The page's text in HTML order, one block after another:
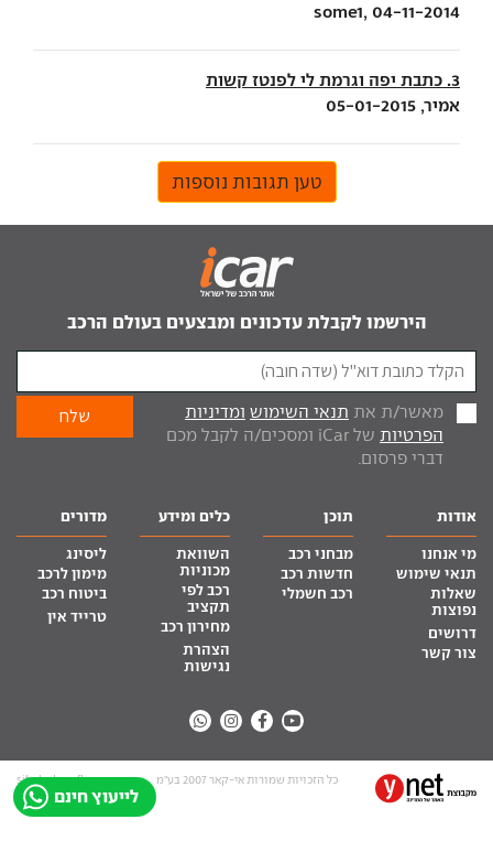
some1, 04-11-2014
3. כתבת יפה וגרמת לי לפנטז קשות
אמיר, 05-01-2015
טען תגובות נוספות
לייעוץ חינם
הירשמו לקבלת עדכונים ומבצעים בעולם הרכב
מאשר/ת את תנאי השימוש ומדיניות
הפרטיות
של iCar ומסכים/ה לקבל מכם
דברי פרסום.
אודות
מי אנחנו
תנאי שימוש
שאלות
נפוצות
דרושים
צור קשר
תוכן
מבחני רכב
חדשות רכב
רכב חשמלי
כלים ומידע
השוואת
מכוניות
רכב לפי
תקציב
מחירון רכב
הצהרת
נגישות
מדורים
ליסינג
מימון לרכב
ביטוח רכב
טרייד אין
כל הזכויות שמורות אי-קאר 2007 בע”מ site by tq.soft